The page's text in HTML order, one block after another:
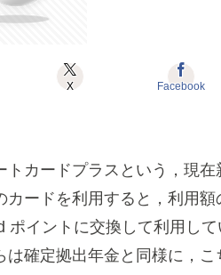
X Facebook
トカードプラスという，現
カードを利用すると，利用
ポイントに交換して利用し
は確定拠出年金と同様に，